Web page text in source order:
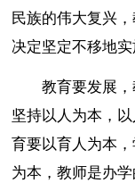
民族的伟大复兴
决定坚定不移地
教育要发展
坚持以人为本，
育要以育人为本
为本，教师是办学